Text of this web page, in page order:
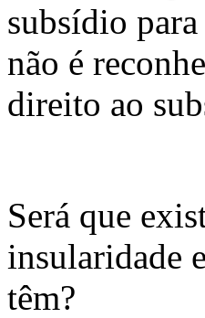
subsídio
não é
direito ao
Será que
insularidade
têm?